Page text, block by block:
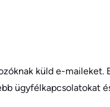
küld e-maileket.
ügyfélkapcsolatokat